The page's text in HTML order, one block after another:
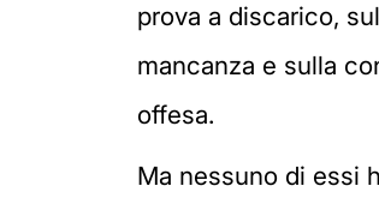
prova a discarico,
mancanza e sulla
offesa.
Ma nessuno di essi